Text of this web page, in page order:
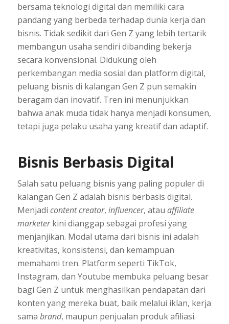
bersama teknologi digital dan memiliki cara
pandang yang berbeda terhadap dunia kerja dan
bisnis. Tidak sedikit dari Gen Z yang lebih tertarik
membangun usaha sendiri dibanding bekerja
secara konvensional. Didukung oleh
perkembangan media sosial dan platform digital,
peluang bisnis di kalangan Gen Z pun semakin
beragam dan inovatif. Tren ini menunjukkan
bahwa anak muda tidak hanya menjadi konsumen,
tetapi juga pelaku usaha yang kreatif dan adaptif.
Bisnis Berbasis Digital
Salah satu peluang bisnis yang paling populer di
kalangan Gen Z adalah bisnis berbasis digital.
Menjadi content creator, influencer, atau affiliate
marketerkini dianggap sebagai profesi yang
menjanjikan. Modal utama dari bisnis ini adalah
kreativitas, konsistensi, dan kemampuan
memahami tren. Platform seperti TikTok,
Instagram, dan Youtube membuka peluang besar
bagi Gen Z untuk menghasilkan pendapatan dari
konten yang mereka buat, baik melalui iklan, kerja
sama brand, maupun penjualan produk afiliasi.